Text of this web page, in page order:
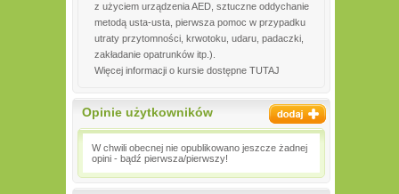
z użyciem urządzenia AED, sztuczne oddychanie
metodą usta-usta, pierwsza pomoc w przypadku
utraty przytomności, krwotoku, udaru, padaczki,
zakładanie opatrunków itp.).
Więcej informacji o kursie dostępne TUTAJ
Opinie użytkowników
W chwili obecnej nie opublikowano jeszcze żadnej
opini - bądź pierwsza/pierwszy!